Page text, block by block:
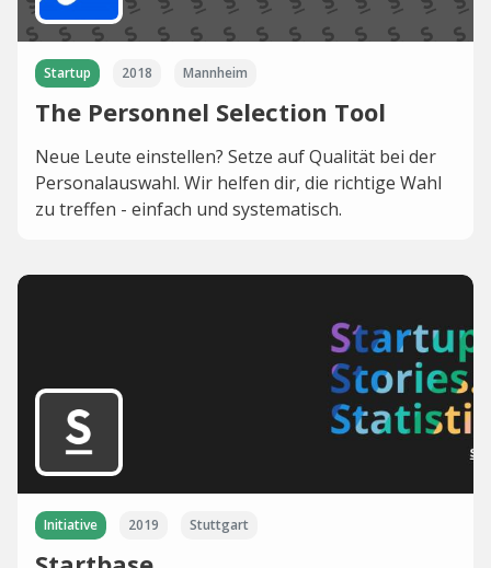
Startup 2018 Mannheim
The Personnel Selection Tool
Neue Leute einstellen? Setze auf Qualität bei der
Personalauswahl. Wir helfen dir, die richtige Wahl
zu treffen - einfach und systematisch.
Initiative 2019 Stuttgart